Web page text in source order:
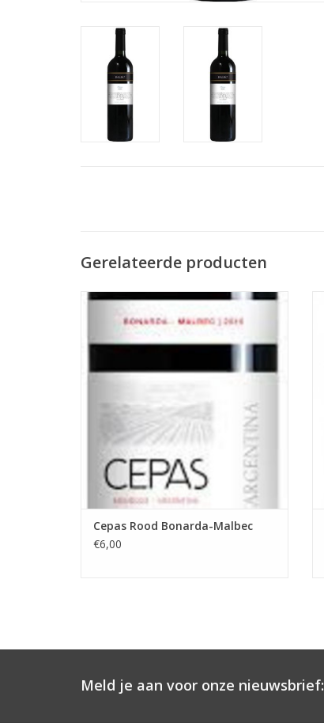
Gerelateerde producten
Deze lekkere wijn uit Argentinië met de
blend van de bonarda en malbec druif is
prijs/kwaliteit super
Cepas Rood Bonarda-Malbec
€6,00
Meld je aan voor onze nieuwsbrief: